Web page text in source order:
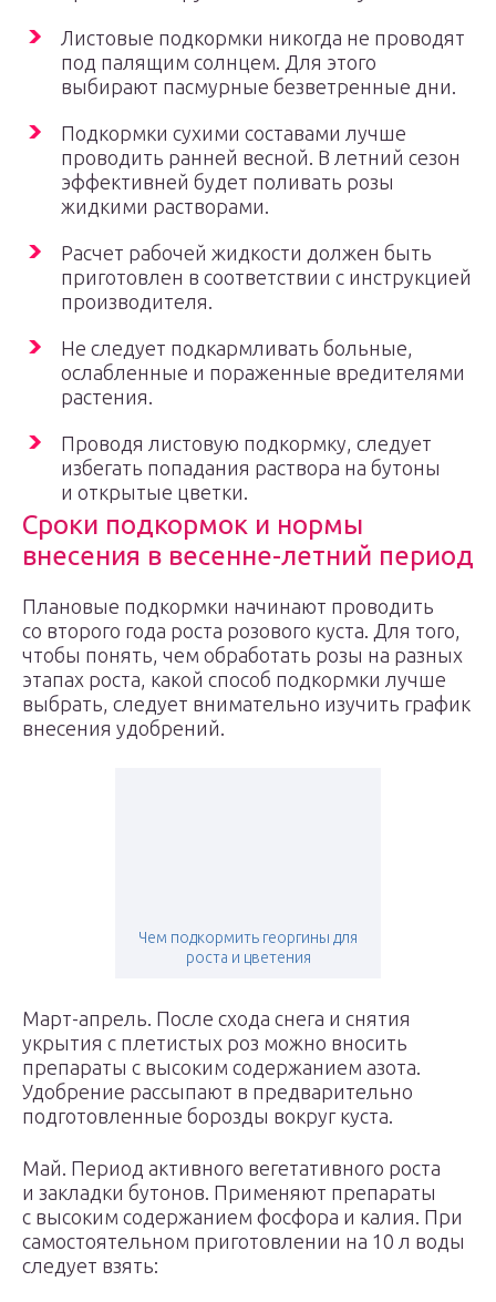
Листовые подкормки никогда не проводят
под палящим солнцем. Для этого
выбирают пасмурные безветренные дни.
Подкормки сухими составами лучше
проводить ранней весной. В летний сезон
эффективней будет поливать розы
жидкими растворами.
Расчет рабочей жидкости должен быть
приготовлен в соответствии с инструкцией
производителя.
Не следует подкармливать больные,
ослабленные и пораженные вредителями
растения.
Проводя листовую подкормку, следует
избегать попадания раствора на бутоны
и открытые цветки.
Сроки подкормок и нормы
внесения в весенне-летний период
Плановые подкормки начинают проводить
со второго года роста розового куста. Для того,
чтобы понять, чем обработать розы на разных
этапах роста, какой способ подкормки лучше
выбрать, следует внимательно изучить график
внесения удобрений.
Чем подкормить георгины для
роста и цветения
Март-апрель. После схода снега и снятия
укрытия с плетистых роз можно вносить
препараты с высоким содержанием азота.
Удобрение рассыпают в предварительно
подготовленные борозды вокруг куста.
Май. Период активного вегетативного роста
и закладки бутонов. Применяют препараты
с высоким содержанием фосфора и калия. При
самостоятельном приготовлении на 10 л воды
следует взять: